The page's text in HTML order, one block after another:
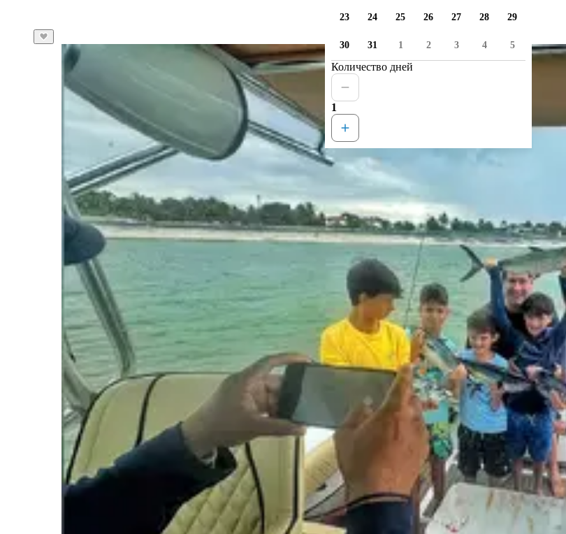
23 24 25 26 27 28 29
30 31 1 2 3 4 5
Количество дней
1